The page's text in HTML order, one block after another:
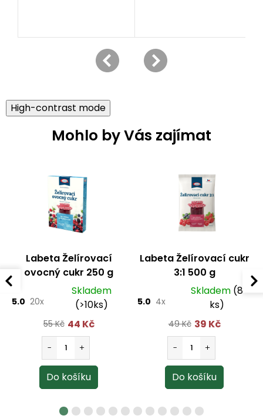
High-contrast mode
Mohlo by Vás zajímat
Labeta Želírovací
ovocný cukr 250 g
5.0 20x
Skladem
(>10ks)
55 Kč 44 Kč
Labeta Želírovací cukr
3:1 500 g
5.0 4x
Skladem (8
ks)
49 Kč 39 Kč